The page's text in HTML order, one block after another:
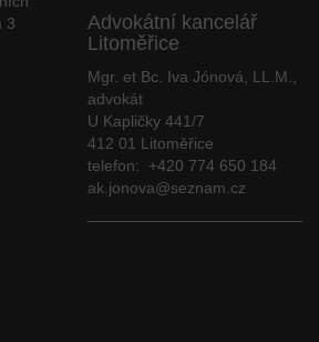
3
Advokátní kancelář
Litoměřice
Mgr. et Bc. Iva Jónová, LL.M.,
advokát
U Kapličky 441/7
412 01 Litoměřice
telefon: +420 774 650 184
ak.jonova@seznam.cz